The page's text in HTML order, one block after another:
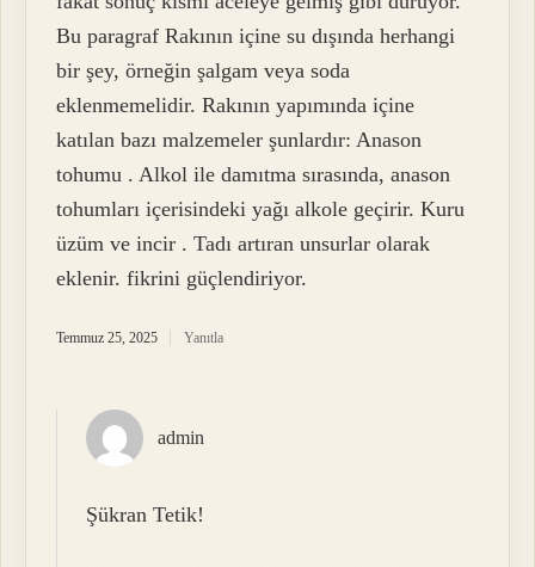
Bu paragraf Rakının içine su dışında herhangi
bir şey, örneğin şalgam veya soda
eklenmemelidir. Rakının yapımında içine
katılan bazı malzemeler şunlardır: Anason
tohumu . Alkol ile damıtma sırasında, anason
tohumları içerisindeki yağı alkole geçirir. Kuru
üzüm ve incir . Tadı artıran unsurlar olarak
eklenir. fikrini güçlendiriyor.
Temmuz 25, 2025 Yanıtla
admin
Şükran Tetik!